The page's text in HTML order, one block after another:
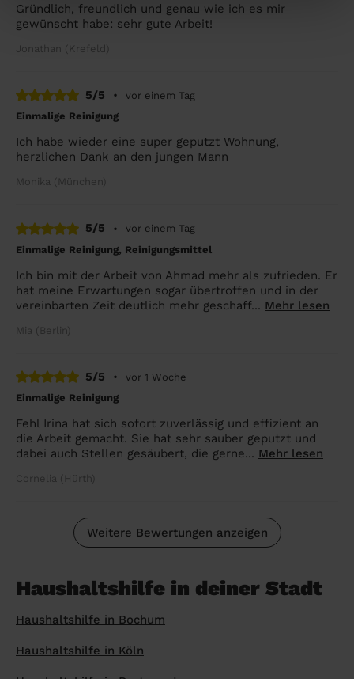
Gründlich, freundlich und genau wie ich es mir
gewünscht habe: sehr gute Arbeit!
Jonathan (Krefeld)
5/5 •
vor einem Tag
Einmalige Reinigung
Ich habe wieder eine super geputzt Wohnung,
herzlichen Dank an den jungen Mann
Monika (München)
5/5 •
vor einem Tag
Einmalige Reinigung, Reinigungsmittel
Ich bin mit der Arbeit von Ahmad mehr als zufrieden. Er
hat meine Erwartungen sogar übertroffen und in der
vereinbarten Zeit deutlich mehr geschaff... Mehr lesen
Mia (Berlin)
5/5 •
vor 1 Woche
Einmalige Reinigung
Fehl Irina hat sich sofort zuverlässig und effizient an
die Arbeit gemacht. Sie hat sehr sauber geputzt und
dabei auch Stellen gesäubert, die gerne... Mehr lesen
Cornelia (Hürth)
Weitere Bewertungen anzeigen
Haushaltshilfe in deiner Stadt
Haushaltshilfe in Bochum
Haushaltshilfe in Köln